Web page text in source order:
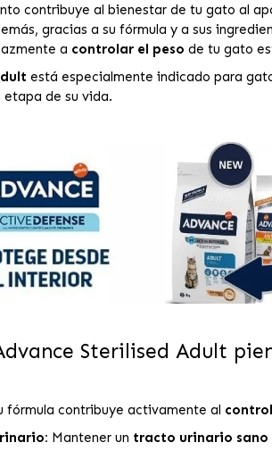
contribuye al bienestar de tu gato al
gracias a su fórmula y a sus
a controlar el peso de tu gato
está especialmente indicado para
de su vida.
Sterilised Adult
fórmula contribuye activamente al
Mantener un tracto urinario sano